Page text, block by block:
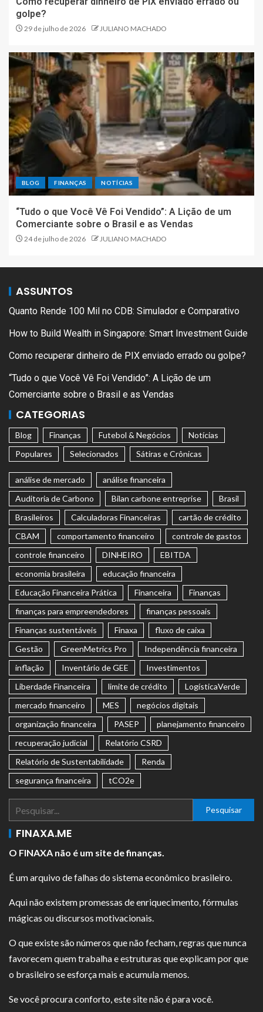
golpe?
29 de julho de 2026 JULIANO MACHADO
BLOG FINANÇAS NOTÍCIAS
“Tudo o que Você Vê Foi Vendido”: A Lição de um
Comerciante sobre o Brasil e as Vendas
24 de julho de 2026 JULIANO MACHADO
ASSUNTOS
Quanto Rende 100 Mil no CDB: Simulador e Comparativo
How to Build Wealth in Singapore: Smart Investment Guide
Como recuperar dinheiro de PIX enviado errado ou golpe?
“Tudo o que Você Vê Foi Vendido”: A Lição de um
Comerciante sobre o Brasil e as Vendas
CATEGORIAS
Blog Finanças Futebol & Negócios
Notícias
Populares
Selecionados Sátiras e Crônicas
análise de mercado
análise financeira
Auditoria de Carbono
Bilan carbone entreprise
Brasil
Brasileiros
Calculadoras Financeiras
cartão de crédito
CBAM
comportamento financeiro
controle de gastos
controle financeiro
DINHEIRO
EBITDA
economia brasileira
educação financeira
Educação Financeira Prática
Financeira
Finanças
finanças para empreendedores
finanças pessoais
Finanças sustentáveis
Finaxa
fluxo de caixa
Gestão
GreenMetrics Pro
Independência financeira
inflação
Inventário de GEE
Investimentos
Liberdade Financeira
limite de crédito
LogísticaVerde
mercado financeiro
MES
negócios digitais
organização financeira
PASEP
planejamento financeiro
recuperação judicial
Relatório CSRD
Relatório de Sustentabilidade
Renda
segurança financeira
tCO2e
Pesquisar
FINAXA.ME
O FINAXA não é um site de finanças.
É um arquivo de falhas do sistema econômico brasileiro.
Aqui não existem promessas de enriquecimento, fórmulas
mágicas ou discursos motivacionais.
O que existe são números que não fecham, regras que nunca
favorecem quem trabalha e estruturas que explicam por que
o brasileiro se esforça mais e acumula menos.
Se você procura conforto, este site não é para você.